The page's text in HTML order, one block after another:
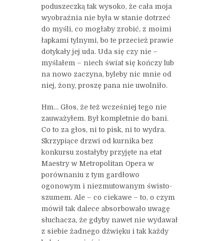
poduszeczką tak wysoko, że cała moja
wyobraźnia nie była w stanie dotrzeć
do myśli, co mogłaby zrobić, z moimi
łapkami tylnymi, bo te przecież prawie
dotykały jej uda. Uda się czy nie –
myślałem – niech świat się kończy lub
na nowo zaczyna, byleby nic mnie od
niej, żony, proszę pana nie uwolniło.
Hm… Głos, że też wcześniej tego nie
zauważyłem. Był kompletnie do bani.
Co to za głos, ni to pisk, ni to wydra.
Skrzypiące drzwi od kurnika bez
konkursu zostałyby przyjęte na etat
Maestry w Metropolitan Opera w
porównaniu z tym gardłowo
ogonowym i niezmutowanym świsto-
szumem. Ale – co ciekawe – to, o czym
mówił tak dalece absorbowało uwagę
słuchacza, że gdyby nawet nie wydawał
z siebie żadnego dźwięku i tak każdy